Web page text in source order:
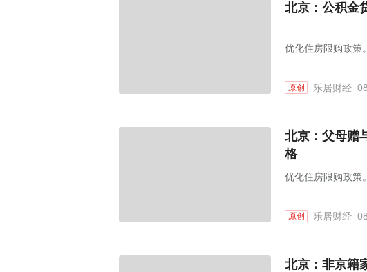
北京：公积金
优化住房限购政策。
原创 乐居财经
北京：父母赠
格
优化住房限购政策。
原创 乐居财经
北京：非京籍